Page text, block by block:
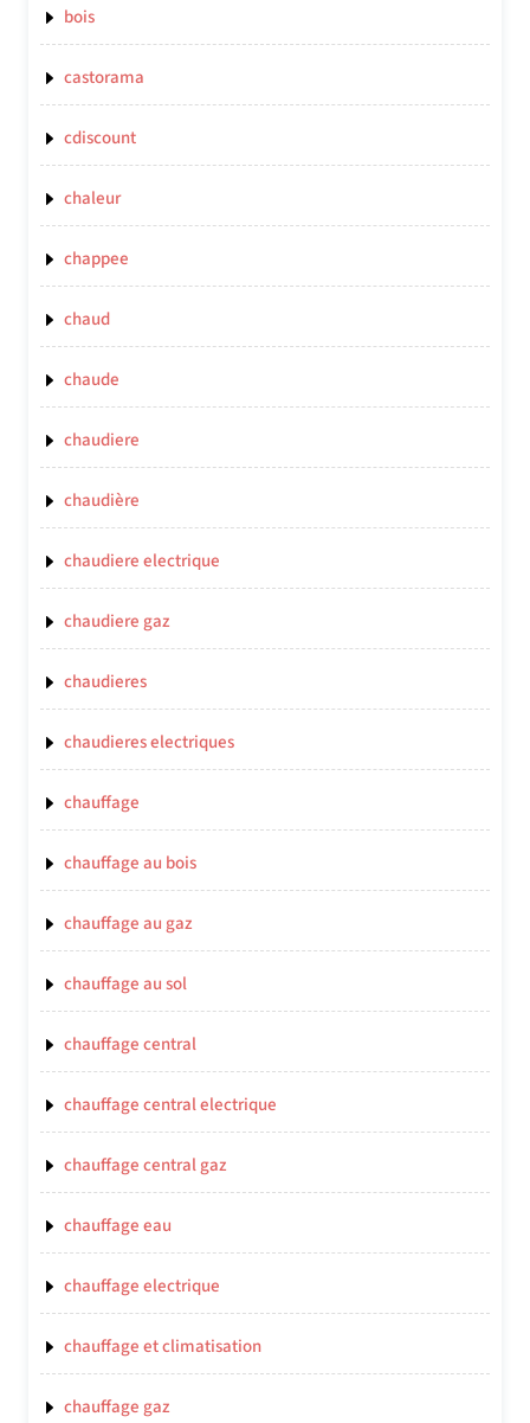
bois
castorama
cdiscount
chaleur
chappee
chaud
chaude
chaudiere
chaudière
chaudiere electrique
chaudiere gaz
chaudieres
chaudieres electriques
chauffage
chauffage au bois
chauffage au gaz
chauffage au sol
chauffage central
chauffage central electrique
chauffage central gaz
chauffage eau
chauffage electrique
chauffage et climatisation
chauffage gaz